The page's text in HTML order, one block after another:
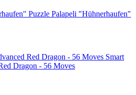
Puzzle Palapeli "Hühnerhaufen"
Smart
Dragon - 56 Moves